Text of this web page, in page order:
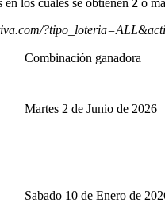
Combinación ganadora
Martes 2 de Junio de 2026
Sabado 10 de Enero de